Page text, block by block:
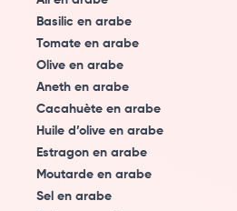
Basilic en arabe
Tomate en arabe
Olive en arabe
Aneth en arabe
Cacahuète en arabe
Huile d’olive en arabe
Estragon en arabe
Moutarde en arabe
Sel en arabe